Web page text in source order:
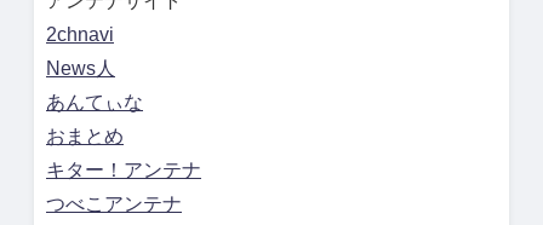
2chnavi
News人
あんてぃな
おまとめ
キター！アンテナ
つべこアンテナ